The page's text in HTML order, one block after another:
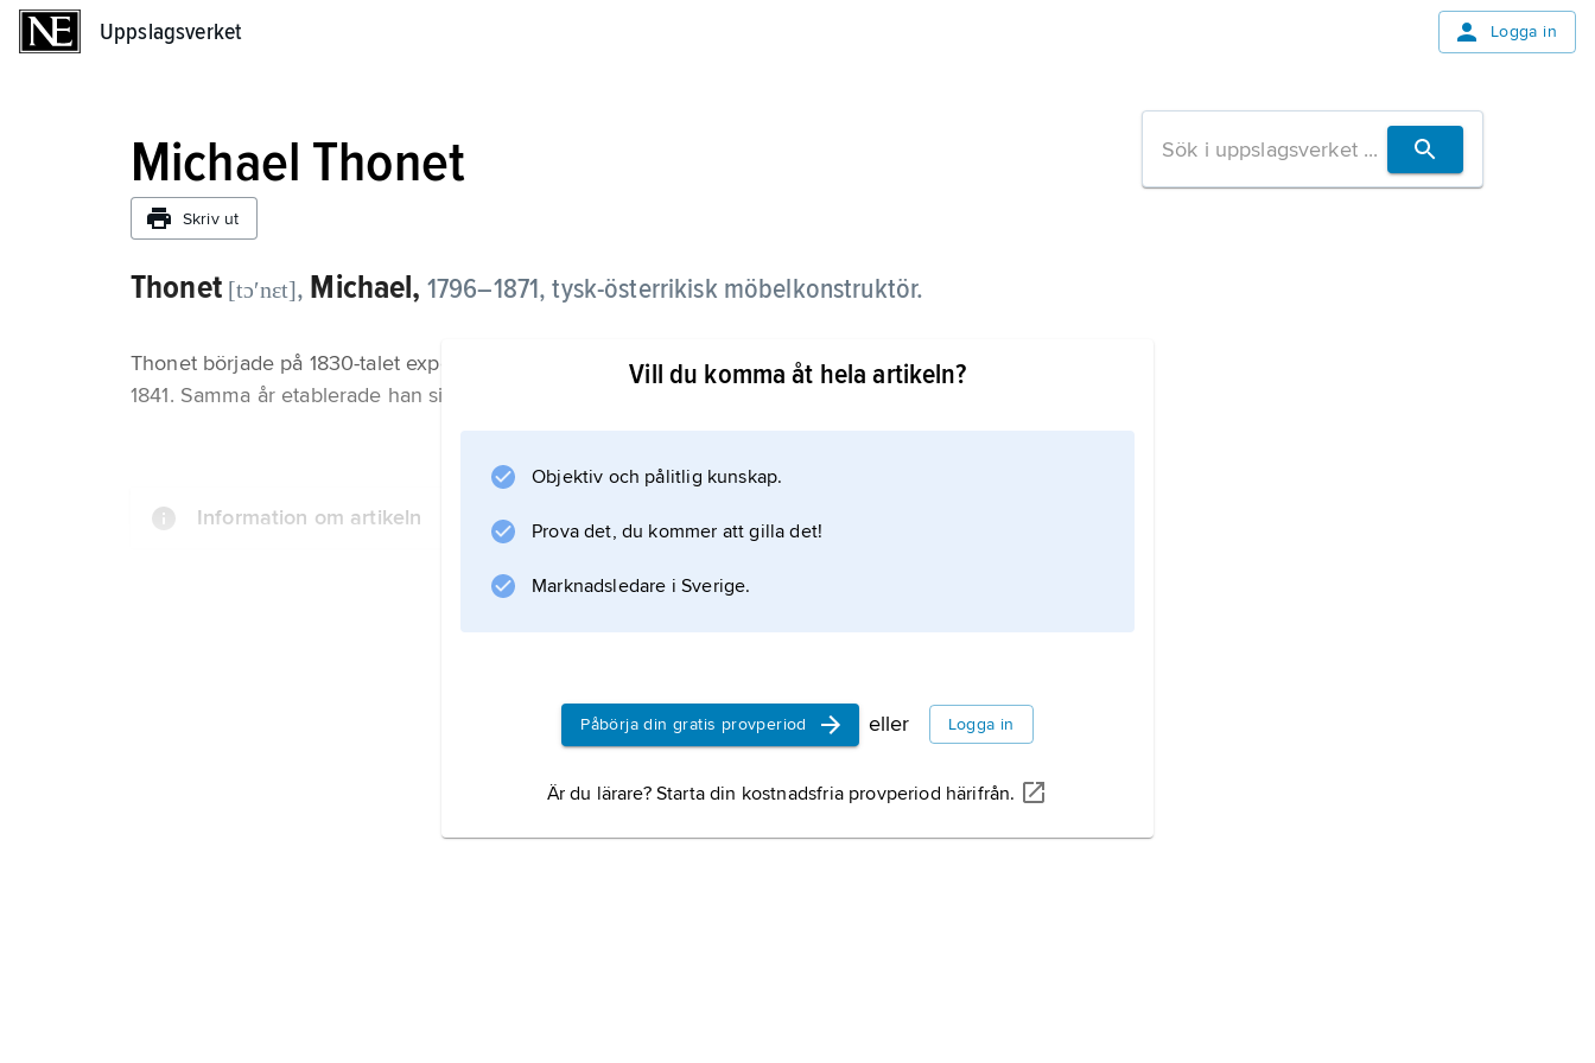
Uppslagsverket Logga in
Michael Thonet
Skriv ut
Thonet [tɔʹnɛt], Michael, 1796–1871, tysk-österrikisk möbelkonstruktör.
Thonet började på 1830-talet experimentera med laminerat böjträ, en teknik han patenterade
1841. Samma år etablerade han sig i Wien, där han deltog i inredandet av Palais Liechtenstein.
Information om artikeln
Vill du komma åt hela artikeln?
Objektiv och pålitlig kunskap.
Prova det, du kommer att gilla det!
Marknadsledare i Sverige.
Påbörja din gratis provperiod eller Logga in
Är du lärare? Starta din kostnadsfria provperiod härifrån.